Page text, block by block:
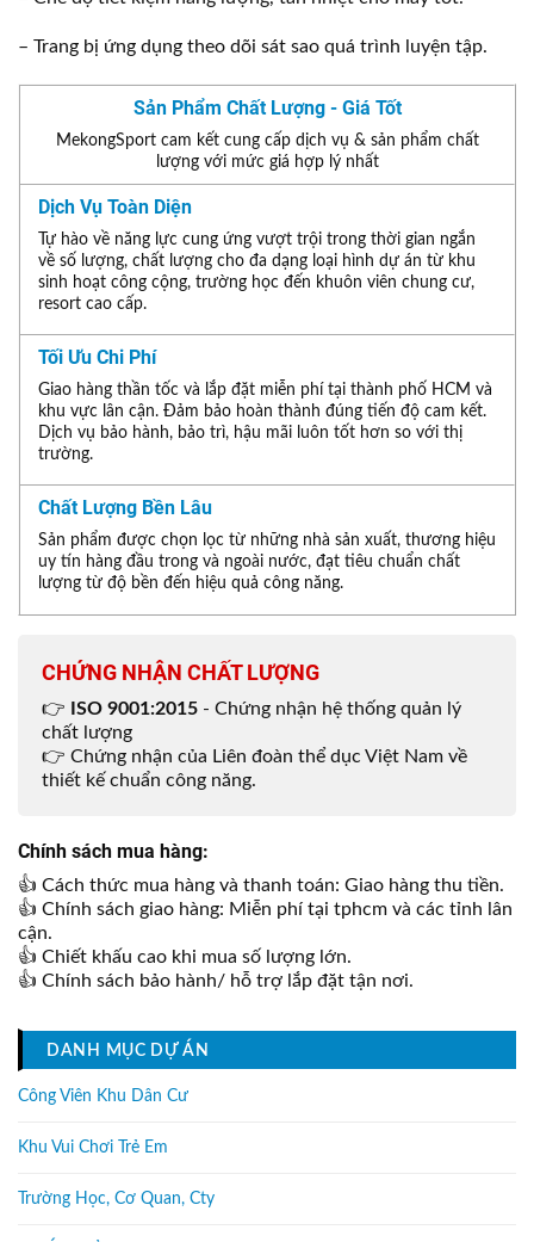
– Trang bị ứng dụng theo dõi sát sao quá trình luyện tập.
Sản Phẩm Chất Lượng - Giá Tốt
MekongSport cam kết cung cấp dịch vụ & sản phẩm chất
lượng với mức giá hợp lý nhất
Dịch Vụ Toàn Diện
Tự hào về năng lực cung ứng vượt trội trong thời gian ngắn
về số lượng, chất lượng cho đa dạng loại hình dự án từ khu
sinh hoạt công cộng, trường học đến khuôn viên chung cư,
resort cao cấp.
Tối Ưu Chi Phí
Giao hàng thần tốc và lắp đặt miễn phí tại thành phố HCM và
khu vực lân cận. Đảm bảo hoàn thành đúng tiến độ cam kết.
Dịch vụ bảo hành, bảo trì, hậu mãi luôn tốt hơn so với thị
trường.
Chất Lượng Bền Lâu
Sản phẩm được chọn lọc từ những nhà sản xuất, thương hiệu
uy tín hàng đầu trong và ngoài nước, đạt tiêu chuẩn chất
lượng từ độ bền đến hiệu quả công năng.
CHỨNG NHẬN CHẤT LƯỢNG
👉 ISO 9001:2015 - Chứng nhận hệ thống quản lý
chất lượng
👉 Chứng nhận của Liên đoàn thể dục Việt Nam về
thiết kế chuẩn công năng.
Chính sách mua hàng:
👍 Cách thức mua hàng và thanh toán: Giao hàng thu tiền.
👍 Chính sách giao hàng: Miễn phí tại tphcm và các tỉnh lân
cận.
👍 Chiết khấu cao khi mua số lượng lớn.
👍 Chính sách bảo hành/ hỗ trợ lắp đặt tận nơi.
DANH MỤC DỰ ÁN
Công Viên Khu Dân Cư
Khu Vui Chơi Trẻ Em
Trường Học, Cơ Quan, Cty